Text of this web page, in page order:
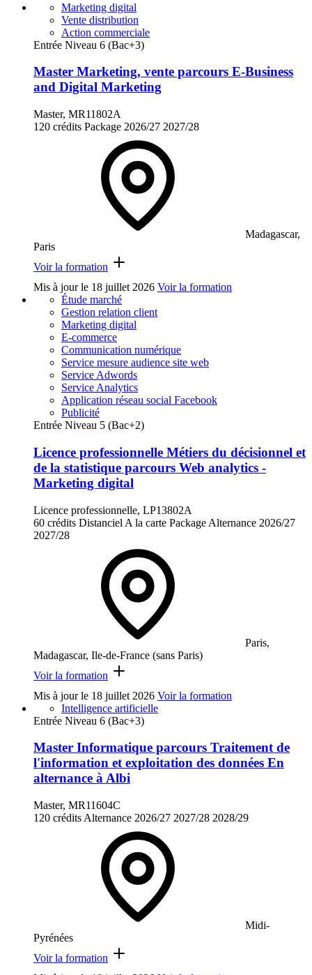
Marketing digital
Vente distribution
Action commerciale
Entrée Niveau 6 (Bac+3)
Master Marketing, vente parcours E-Business
and Digital Marketing
Master, MR11802A
120 crédits Package 2026/27 2027/28
Madagascar,
Paris
Voir la formation
Mis à jour le 18 juillet 2026 Voir la formation
Étude marché
Gestion relation client
Marketing digital
E-commerce
Communication numérique
Service mesure audience site web
Service Adwords
Service Analytics
Application réseau social Facebook
Publicité
Entrée Niveau 5 (Bac+2)
Licence professionnelle Métiers du décisionnel et
de la statistique parcours Web analytics -
Marketing digital
Licence professionnelle, LP13802A
60 crédits Distanciel A la carte Package Alternance 2026/27
2027/28
Paris,
Madagascar, Ile-de-France (sans Paris)
Voir la formation
Mis à jour le 18 juillet 2026 Voir la formation
Intelligence artificielle
Entrée Niveau 6 (Bac+3)
Master Informatique parcours Traitement de
l'information et exploitation des données En
alternance à Albi
Master, MR11604C
120 crédits Alternance 2026/27 2027/28 2028/29
Midi-
Pyrénées
Voir la formation